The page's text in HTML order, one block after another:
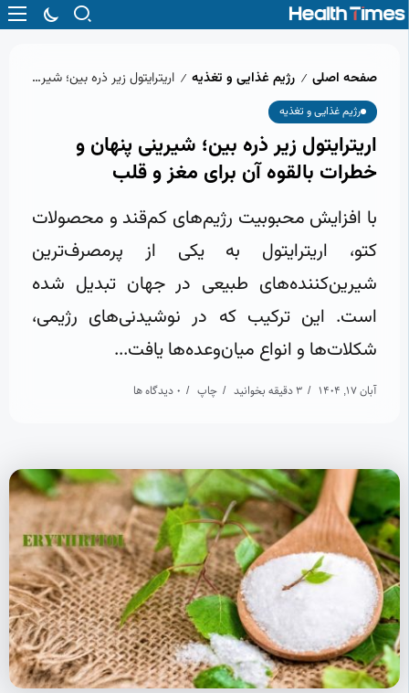
صفحه اصلی / رژیم غذایی و تغذیه / اریترایتول زیر ذره‌ بین؛ شیرینی پنهان و خطرات بالقوه آن برای مغز و قلب
رژیم غذایی و تغذیه
اریترایتول زیر ذره‌ بین؛ شیرینی پنهان و
خطرات بالقوه آن برای مغز و قلب
با افزایش محبوبیت رژیم‌های کم‌قند و محصولات
کتو، اریترایتول به یکی از پرمصرف‌ترین
شیرین‌کننده‌های طبیعی در جهان تبدیل شده
است. این ترکیب که در نوشیدنی‌های رژیمی،
شکلات‌ها و انواع میان‌وعده‌ها یافت...
آبان 17, 1404 3 دقیقه بخوانید چاپ 0 دیدگاه ها